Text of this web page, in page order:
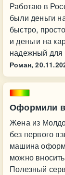
Работаю в
были деньги
быстро,
и деньги на
надежный для
Роман,
Оформили в
Жена из
без первого
машина
можно
Полезный